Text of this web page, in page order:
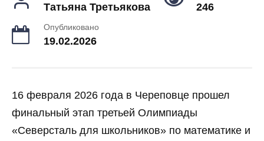
Татьяна Третьякова 246
Опубликовано
19.02.2026
16 февраля 2026 года в Череповце прошел
финальный этап третьей Олимпиады
«Северсталь для школьников» по математике и